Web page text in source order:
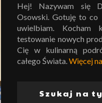
Hej! Nazywam się
Osowski. Gotuję to
uwielbiam. Kocham
testowanie nowych
Cię w kulinarną
całego Świata.Więcej
Szukaj na